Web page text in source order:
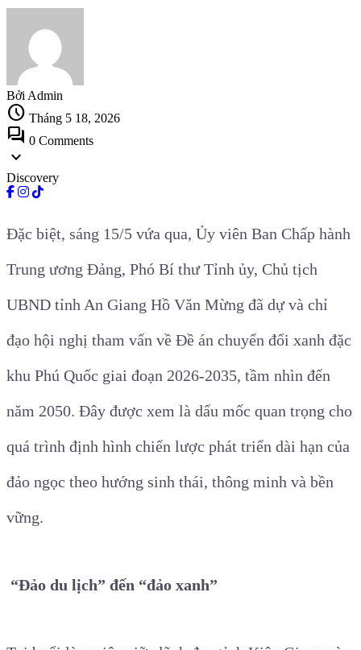
Bởi Admin
schedule Tháng 5 18, 2026
forum 0 Comments
expand_more
Discovery
Đặc biệt, sáng 15/5 vứa qua, Ủy viên Ban Chấp hành
Trung ương Đảng, Phó Bí thư Tỉnh ủy, Chủ tịch
UBND tỉnh An Giang Hồ Văn Mừng đã dự và chỉ
đạo hội nghị tham vấn về Đề án chuyển đổi xanh đặc
khu Phú Quốc giai đoạn 2026-2035, tầm nhìn đến
năm 2050. Đây được xem là dấu mốc quan trọng cho
quá trình định hình chiến lược phát triển dài hạn của
đảo ngọc theo hướng sinh thái, thông minh và bền
vững.
“Đảo du lịch” đến “đảo xanh”